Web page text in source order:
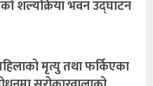
शल्यक्रिया भवन उद्घाटन
मृत्यु तथा फर्किएका